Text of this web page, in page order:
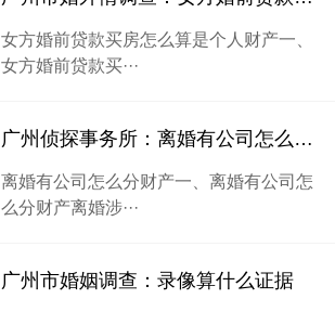
女方婚前贷款买房怎么算是个人财产一、
女方婚前贷款买···
广州侦探事务所：离婚有公司怎么分财产
离婚有公司怎么分财产一、离婚有公司怎
么分财产离婚涉···
广州市婚姻调查：录像算什么证据